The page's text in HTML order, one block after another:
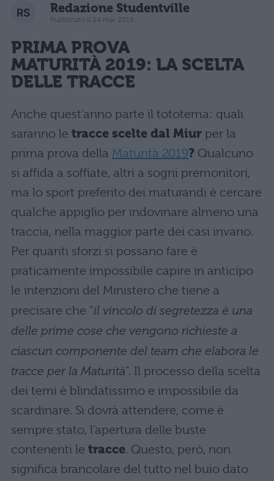
Redazione Studentville
Pubblicato il 24 mar 2019
PRIMA PROVA
MATURITÀ 2019: LA SCELTA
DELLE TRACCE
Anche quest’anno parte il tototema: quali
saranno le tracce scelte dal Miur per la
prima prova della Maturità 2019? Qualcuno
si affida a soffiate, altri a sogni premonitori,
ma lo sport preferito dei maturandi è cercare
qualche appiglio per indovinare almeno una
traccia, nella maggior parte dei casi invano.
Per quanti sforzi si possano fare è
praticamente impossibile capire in anticipo
le intenzioni del Ministero che tiene a
precisare che “il vincolo di segretezza è una
delle prime cose che vengono richieste a
ciascun componente del team che elabora le
tracce per la Maturità”. Il processo della scelta
dei temi è blindatissimo e impossibile da
scardinare. Si dovrà attendere, come è
sempre stato, l’apertura delle buste
contenenti le tracce. Questo, però, non
significa brancolare del tutto nel buio dato